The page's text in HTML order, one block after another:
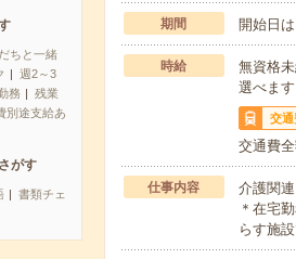
ちと一緒
週2～3
務
残業
別途支給あ
がす
書類チェ
期間 開始日
時給
無資格
選べま
交通
交通費
仕事内容
介護関連
＊在宅
らす施